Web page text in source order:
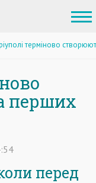
терміново
перших
перед